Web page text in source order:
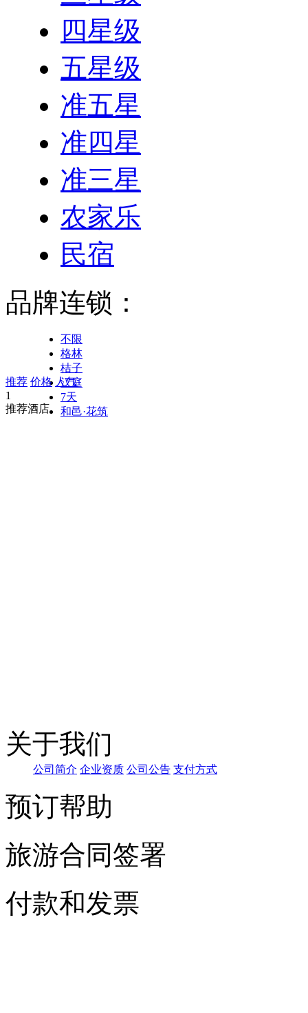
四星级
五星级
准五星
准四星
准三星
农家乐
民宿
品牌连锁：
不限
格林
桔子
汉庭
7天
和邑·花筑
推荐 价格 人气
1
推荐酒店
关于我们
公司简介 企业资质 公司公告 支付方式
预订帮助
旅游合同签署
付款和发票